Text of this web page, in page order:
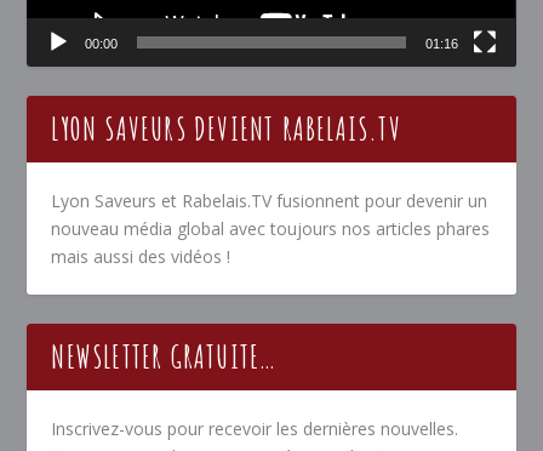
00:00 01:16
LYON SAVEURS DEVIENT RABELAIS.TV
Lyon Saveurs et Rabelais.TV fusionnent pour devenir un
nouveau média global avec toujours nos articles phares
mais aussi des vidéos !
NEWSLETTER GRATUITE…
Inscrivez-vous pour recevoir les dernières nouvelles.